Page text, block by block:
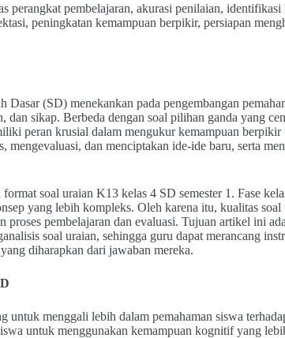
perangkat pembelajaran, akurasi penilaian, identifikasi
peningkatan kemampuan berpikir, persiapan
(SD) menekankan pada pengembangan
dan sikap. Berbeda dengan soal pilihan ganda yang
peran krusial dalam mengukur kemampuan
mengevaluasi, dan menciptakan ide-ide baru, serta
soal uraian K13 kelas 4 SD semester 1. Fase
yang lebih kompleks. Oleh karena itu, kualitas
proses pembelajaran dan evaluasi. Tujuan artikel ini
soal uraian, sehingga guru dapat merancang
diharapkan dari jawaban mereka.
untuk menggali lebih dalam pemahaman siswa
untuk menggunakan kemampuan kognitif yang